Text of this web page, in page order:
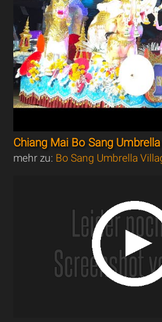
Chiang Mai Bo Sang
mehr zu: Bo Sang Umbrella